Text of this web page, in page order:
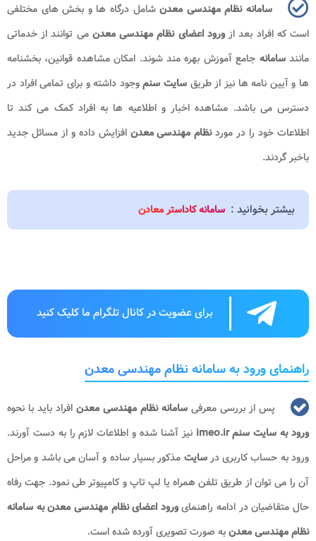
سامانه نظام مهندسی معدنشامل درگاه ها و بخش های مختلفی
است که افراد بعد ازورود اعضای نظام مهندسی معدنمی توانند از خدماتی
مانندسامانه جامع آموزش بهره مند شوند. امکان مشاهده قوانین، بخشنامه
ها و آیین نامه ها نیز از طریق سایت سنموجود داشته و برای تمامی افراد در
دسترس می باشد. مشاهده اخبار و اطلاعیه ها به افراد کمک می کند تا
اطلاعات خود را در موردنظام مهندسی معدن افزایش داده و از مسائل جدید
باخبر گردند.
بیشتر بخوانید : سامانه کاداستر معادن
برای عضویت در کانال تلگرام ما کلیک کنید
راهنمای ورود به سامانه نظام مهندسی معدن
پس از بررسی معرفی سامانه نظام مهندسی معدن افراد باید با نحوه
ورود به سایت سنم imeo.ir
نیز آشنا شده و اطلاعات لازم را به دست آورند.
ورود به حساب کاربری درسایت مذکور بسیار ساده و آسان می باشد و مراحل
آن را می توان از طریق تلفن همراه یا لپ تاپ و کامپیوتر طی نمود. جهت رفاه
حال متقاضیان در ادامه راهنمایورود اعضای نظام مهندسی معدن به سامانه
نظام مهندسی معدنبه صورت تصویری آورده شده است.